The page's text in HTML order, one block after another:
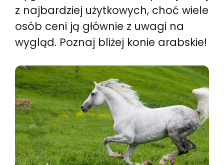
z najbardziej użytkowych, choć wiele
osób ceni ją głównie z uwagi na
wygląd. Poznaj bliżej konie arabskie!